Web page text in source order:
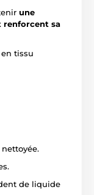
une
renforcent sa
tissu
de liquide